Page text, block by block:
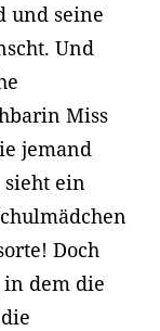
und seine
Und
Miss
jemand
ein
Doch
dem die